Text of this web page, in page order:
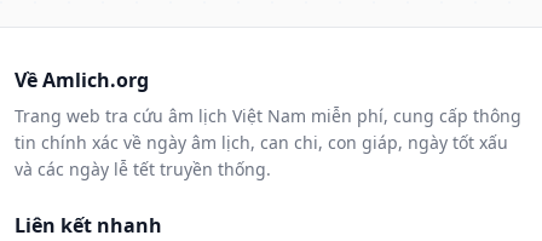
Về Amlich.org
Trang web tra cứu âm lịch Việt Nam miễn phí, cung cấp thông
tin chính xác về ngày âm lịch, can chi, con giáp, ngày tốt xấu
và các ngày lễ tết truyền thống.
Liên kết nhanh